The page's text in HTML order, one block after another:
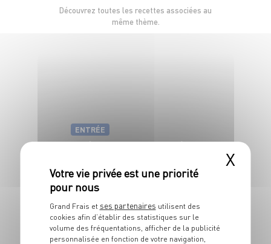
Découvrez toutes les recettes associées au
même thème.
ENTRÉE
Huîtres chaudes à
la fondue de
poireaux
4 pers. 20 min 25 min
X
Grand Frais et ses partenaires utilisent des
cookies afin d’établir des statistiques sur le
volume des fréquentations, afficher de la publicité
personnalisée en fonction de votre navigation,